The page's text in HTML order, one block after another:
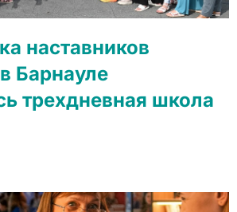
наставников
Барнауле
трехдневная школа